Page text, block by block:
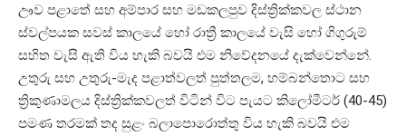
ඌව පළාතේ සහ අම්පාර සහ මඩකලපුව දිස්ත්‍රික්කවල ස්ථාන
ස්වල්පයක සවස් කාලයේ හෝ රාත්‍රී කාලයේ වැසි හෝ ගිගුරුම්
සහිත වැසි ඇති විය හැකි බවයි එම නිවේදනයේ දැක්වෙන්නේ.
උතුරු සහ උතුරු-මැද පළාත්වලත් පුත්තලම, හම්බන්තොට සහ
ත්‍රිකුණාමලය දිස්ත්‍රික්කවලත් විටින් විට පැයට කිලෝමීටර් (40-45)
පමණ තරමක් තද සුළං බලාපොරොත්තු විය හැකි බවයි එම